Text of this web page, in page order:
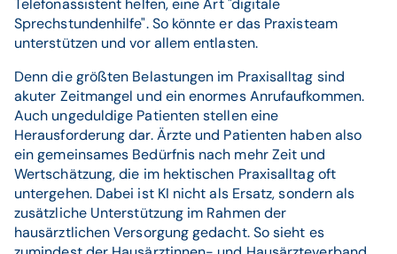
Telefonassistent helfen, eine Art "digitale
Sprechstundenhilfe". So könnte er das Praxisteam
unterstützen und vor allem entlasten.
Denn die größten Belastungen im Praxisalltag sind
akuter Zeitmangel und ein enormes Anrufaufkommen.
Auch ungeduldige Patienten stellen eine
Herausforderung dar. Ärzte und Patienten haben also
ein gemeinsames Bedürfnis nach mehr Zeit und
Wertschätzung, die im hektischen Praxisalltag oft
untergehen. Dabei ist KI nicht als Ersatz, sondern als
zusätzliche Unterstützung im Rahmen der
hausärztlichen Versorgung gedacht. So sieht es